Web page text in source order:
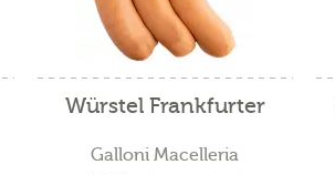
Würstel Frankfurter
Galloni Macelleria